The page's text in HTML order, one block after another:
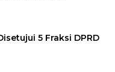
5 Fraksi DPRD